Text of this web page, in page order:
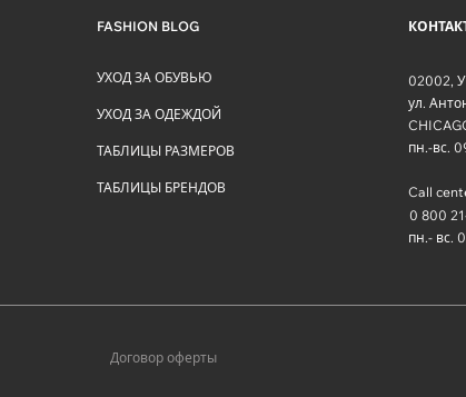
FASHION BLOG
УХОД ЗА ОБУВЬЮ
УХОД ЗА ОДЕЖДОЙ
ТАБЛИЦЫ РАЗМЕРОВ
ТАБЛИЦЫ БРЕНДОВ
02002,
ул.
пн.-вс.
Call
0 800
пн.- вс.
Договор оферты